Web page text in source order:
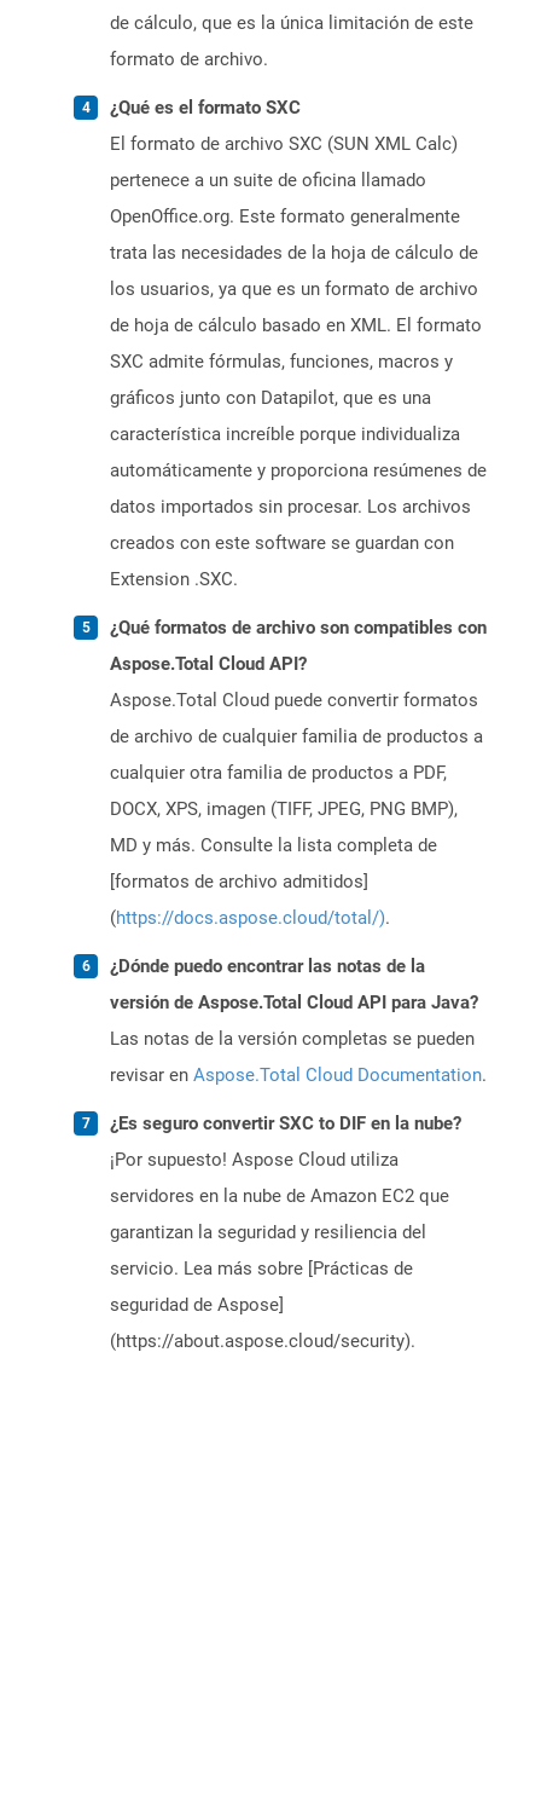
de cálculo, que es la única limitación de este
formato de archivo.
¿Qué es el formato SXC
El formato de archivo SXC (SUN XML Calc)
pertenece a un suite de oficina llamado
OpenOffice.org. Este formato generalmente
trata las necesidades de la hoja de cálculo de
los usuarios, ya que es un formato de archivo
de hoja de cálculo basado en XML. El formato
SXC admite fórmulas, funciones, macros y
gráficos junto con Datapilot, que es una
característica increíble porque individualiza
automáticamente y proporciona resúmenes de
datos importados sin procesar. Los archivos
creados con este software se guardan con
Extension .SXC.
¿Qué formatos de archivo son compatibles con
Aspose.Total Cloud API?
Aspose.Total Cloud puede convertir formatos
de archivo de cualquier familia de productos a
cualquier otra familia de productos a PDF,
DOCX, XPS, imagen (TIFF, JPEG, PNG BMP),
MD y más. Consulte la lista completa de
[formatos de archivo admitidos]
(https://docs.aspose.cloud/total/).
¿Dónde puedo encontrar las notas de la
versión de Aspose.Total Cloud API para Java?
Las notas de la versión completas se pueden
revisar en Aspose.Total Cloud Documentation.
¿Es seguro convertir SXC to DIF en la nube?
¡Por supuesto! Aspose Cloud utiliza
servidores en la nube de Amazon EC2 que
garantizan la seguridad y resiliencia del
servicio. Lea más sobre [Prácticas de
seguridad de Aspose]
(https://about.aspose.cloud/security).